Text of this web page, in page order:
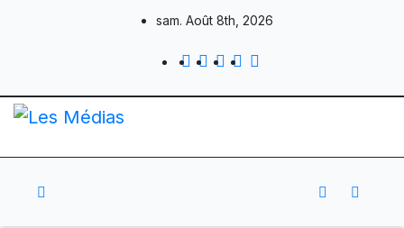
sam. Août 8th, 2026